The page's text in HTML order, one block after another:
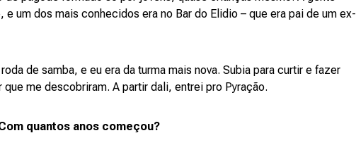
e um dos mais conhecidos era no Bar do Elidio – que era pai de um ex-
de samba, e eu era da turma mais nova. Subia para curtir e fazer
me descobriram. A partir dali, entrei pro Pyração.
quantos anos começou?